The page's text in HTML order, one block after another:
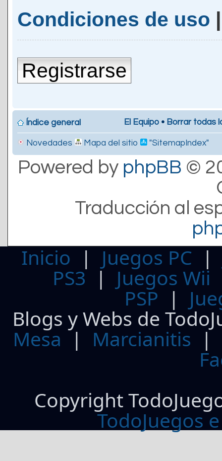
Condiciones de uso
Registrarse
Índice general El Equipo • Borrar todas
Novedades Mapa del sitio "SitemapIndex"
Powered by phpBB ©
Traducción al
Inicio | Juegos PC
PS3| Juegos Wii
PSP |
Blogs y Webs de
Mesa | Marcianitis |
Copyright
TodoJuegos